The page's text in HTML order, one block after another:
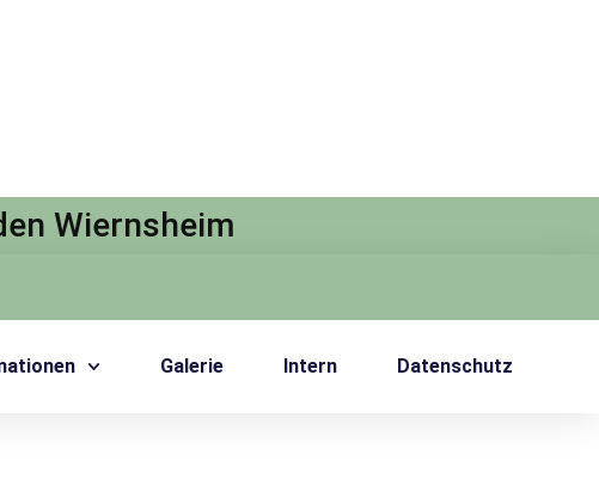
Wiernsheim
Galerie Intern Datenschutz